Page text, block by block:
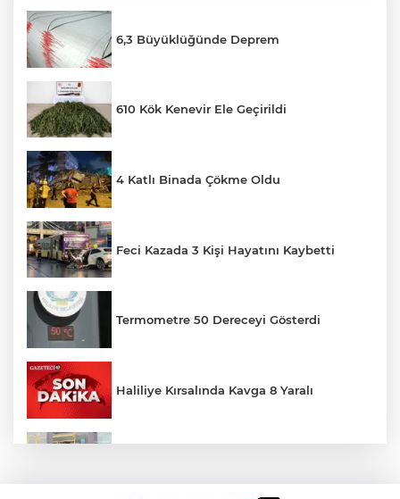
6,3 Büyüklüğünde Deprem
610 Kök Kenevir Ele Geçirildi
4 Katlı Binada Çökme Oldu
Feci Kazada 3 Kişi Hayatını Kaybetti
Termometre 50 Dereceyi Gösterdi
Haliliye Kırsalında Kavga 8 Yaralı